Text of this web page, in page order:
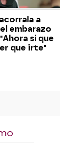
a
embarazo
sí que
que irte"